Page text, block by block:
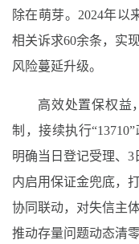
除在萌芽。2024年以
相关诉求60余条，实
风险蔓延升级。
高效处置保权益
制，接续执行
明确当日登记受理、3
内启用保证金兜底，
协同联动，对失信主
推动存量问题动态清